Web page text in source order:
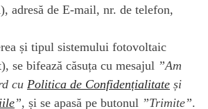
adresă de E-mail, nr. de telefon,
și tipul sistemului fotovoltaic
se bifează căsuța cu mesajul ”Am
cu Politica de Confidențialitate și
”, și se apasă pe butonul ”Trimite”.